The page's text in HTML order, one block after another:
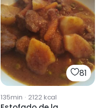
81
135min · 2122kcal